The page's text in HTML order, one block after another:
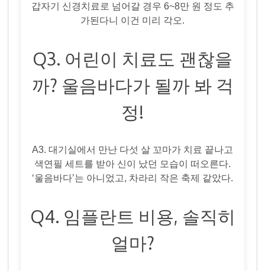
갑자기 신경치료로 넘어갈 경우 6~8만 원 정도 추
가된다니 이건 미리 각오.
Q3. 어린이 치료도 괜찮을
까? 울음바다가 될까 봐 걱
정!
A3. 대기실에서 만난 다섯 살 꼬마가 치료 끝나고
색연필 세트를 받아 신이 났던 모습이 떠오른다.
‘울음바다’는 아니었고, 차라리 작은 축제 같았다.
Q4. 임플란트 비용, 솔직히
얼마?